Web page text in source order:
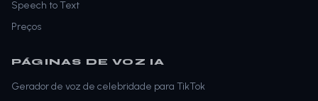
Speech to Text
Preços
PÁGINAS DE VOZ IA
Gerador de voz de celebridade para TikTok